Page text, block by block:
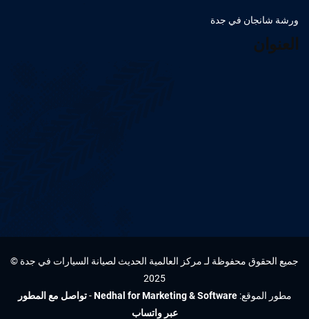
ورشة شانجان في جدة
العنوان
جميع الحقوق محفوظة لـ مركز العالمية الحديث لصيانة السيارات في جدة ©
2025
مطور الموقع:Nedhal for Marketing & Software
-تواصل مع المطور
عبر واتساب